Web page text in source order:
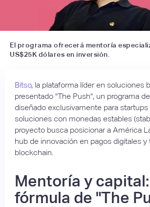
El programa ofrecerá mentoría
US$25K dólares en inversión.
Bitso, la plataforma líder en soluciones
presentado "The Push", un programa
diseñado exclusivamente para startups
soluciones con monedas estables
proyecto busca posicionar a América
hub de innovación en pagos digitales y
blockchain.
Mentoría y
fórmula de "The